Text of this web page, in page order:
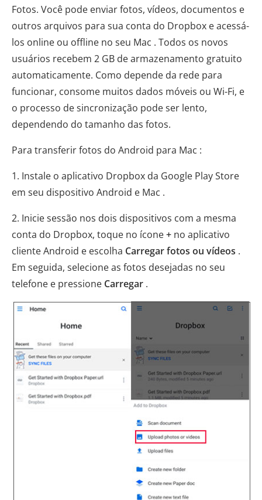
Fotos. Você pode enviar fotos, vídeos, documentos e
outros arquivos para sua conta do Dropbox e acessá-
los online ou offline no seu Mac . Todos os novos
usuários recebem 2 GB de armazenamento gratuito
automaticamente. Como depende da rede para
funcionar, consome muitos dados móveis ou Wi-Fi, e
o processo de sincronização pode ser lento,
dependendo do tamanho das fotos.
Para transferir fotos do Android para Mac :
1. Instale o aplicativo Dropbox da Google Play Store
em seu dispositivo Android e Mac .
2. Inicie sessão nos dois dispositivos com a mesma
conta do Dropbox, toque no ícone+ no aplicativo
cliente Android e escolha Carregar fotos ou vídeos .
Em seguida, selecione as fotos desejadas no seu
telefone e pressione Carregar .